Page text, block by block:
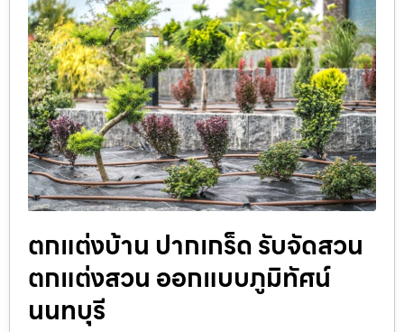
ตกแต่งบ้าน ปากเกร็ด รับจัดสวน
ตกแต่งสวน ออกแบบภูมิทัศน์
นนทบุรี